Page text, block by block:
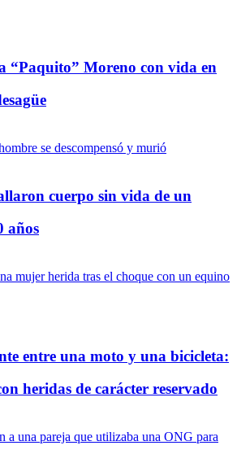
“Paquito” Moreno con vida en
cuerpo sin vida de un
años
entre una moto y una bicicleta:
heridas de carácter reservado